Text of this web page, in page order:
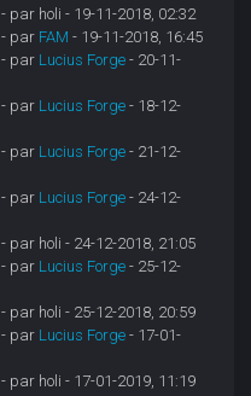
- par holi - 19-11-2018, 02:32
- par FAM - 19-11-2018, 16:45
- par Lucius Forge - 20-11-
- par Lucius Forge - 18-12-
- par Lucius Forge - 21-12-
- par Lucius Forge - 24-12-
- par holi - 24-12-2018, 21:05
- par Lucius Forge - 25-12-
- par holi - 25-12-2018, 20:59
- par Lucius Forge - 17-01-
- par holi - 17-01-2019, 11:19